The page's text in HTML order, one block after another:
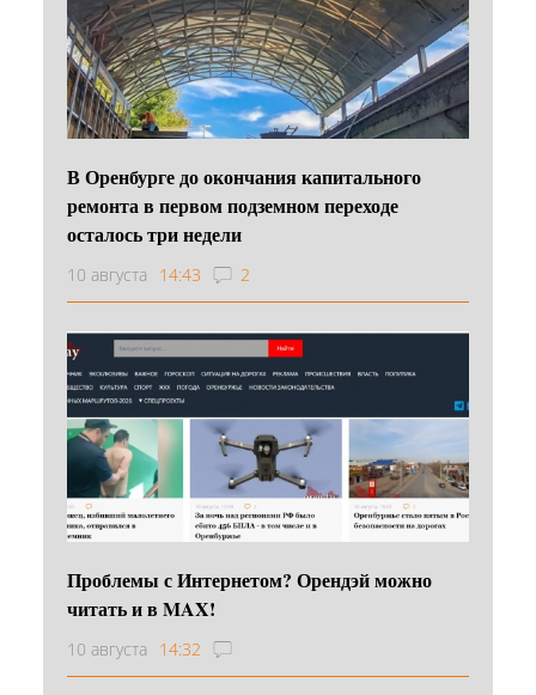
В Оренбурге до окончания капитального
ремонта в первом подземном переходе
осталось три недели
10 августа 14:43 2
Проблемы с Интернетом? Орендэй можно
читать и в MAX!
10 августа 14:32